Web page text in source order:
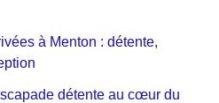
à Menton : détente,
détente au cœur du